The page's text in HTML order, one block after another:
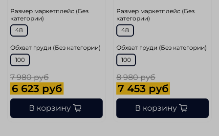
Размер маркетплейс (Без
категории)
48
Обхват груди (Без категории)
100
7 980 руб
6 623 руб
В корзину
Размер маркетплейс (Без
категории)
48
Обхват груди (Без категории)
100
8 980 руб
7 453 руб
В корзину